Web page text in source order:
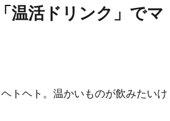
温活ドリンク」でマ
トヘト。温かいものが飲みたいけ